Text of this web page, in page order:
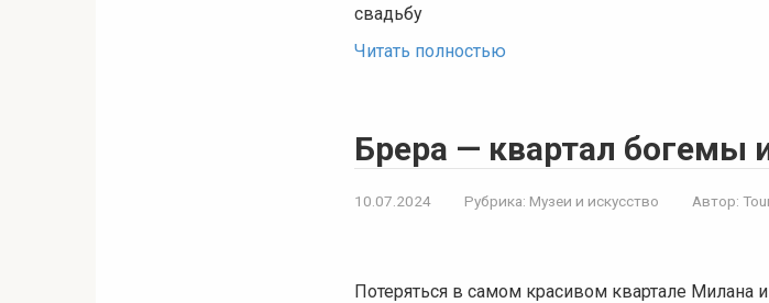
свадьбу
Читать полностью
Брера — квартал богемы
10.07.2024 Рубрика: Музеи и искусство Автор:
Потеряться в самом красивом квартале Милана